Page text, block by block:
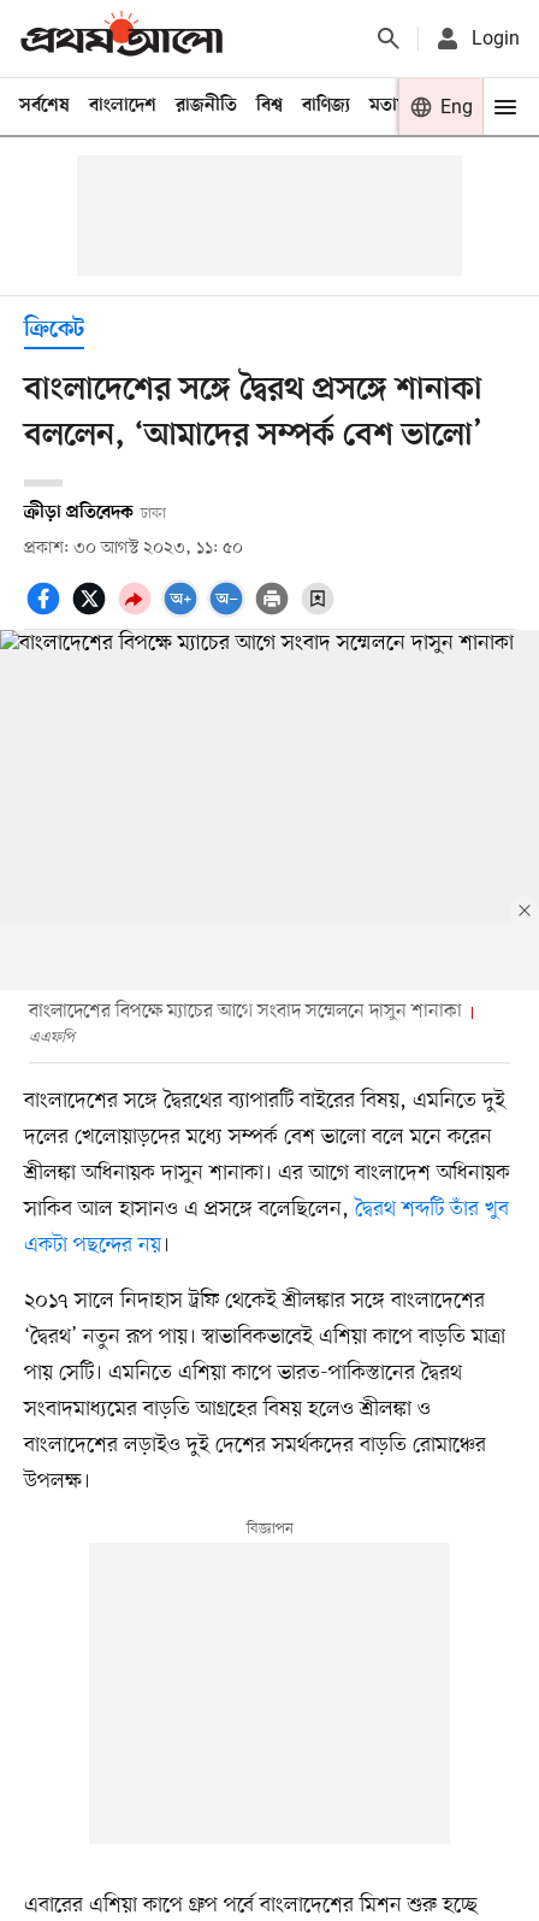
Login
সর্বশেষ বাংলাদেশ রাজনীতি বিশ্ব বাণিজ্য মতামত খেলা
Eng
ক্রিকেট
বাংলাদেশের সঙ্গে দ্বৈরথ প্রসঙ্গে শানাকা
বললেন, ‘আমাদের সম্পর্ক বেশ ভালো’
ক্রীড়া প্রতিবেদক ঢাকা
প্রকাশ: ৩০ আগস্ট ২০২৩, ১১: ৫০
বাংলাদেশের বিপক্ষে ম্যাচের আগে সংবাদ সম্মেলনে দাসুন শানাকা
এএফপি
বাংলাদেশের সঙ্গে দ্বৈরথের ব্যাপারটি বাইরের বিষয়, এমনিতে দুই
দলের খেলোয়াড়দের মধ্যে সম্পর্ক বেশ ভালো বলে মনে করেন
শ্রীলঙ্কা অধিনায়ক দাসুন শানাকা। এর আগে বাংলাদেশ অধিনায়ক
সাকিব আল হাসানও এ প্রসঙ্গে বলেছিলেন,দ্বৈরথ শব্দটি তাঁর খুব
একটা পছন্দের নয়।
২০১৭ সালে নিদাহাস ট্রফি থেকেই শ্রীলঙ্কার সঙ্গে বাংলাদেশের
‘দ্বৈরথ’ নতুন রূপ পায়। স্বাভাবিকভাবেই এশিয়া কাপে বাড়তি মাত্রা
পায় সেটি। এমনিতে এশিয়া কাপে ভারত-পাকিস্তানের দ্বৈরথ
সংবাদমাধ্যমের বাড়তি আগ্রহের বিষয় হলেও শ্রীলঙ্কা ও
বাংলাদেশের লড়াইও দুই দেশের সমর্থকদের বাড়তি রোমাঞ্চের
উপলক্ষ।
এবারের এশিয়া কাপে গ্রুপ পর্বে বাংলাদেশের মিশন শুরু হচ্ছে